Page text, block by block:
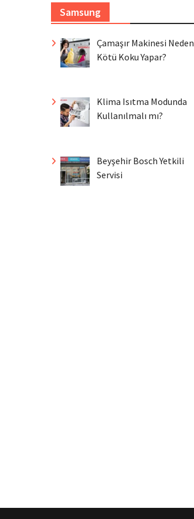
Samsung
Çamaşır Makinesi Neden
Kötü Koku Yapar?
Klima Isıtma Modunda
Kullanılmalı mı?
Beyşehir Bosch Yetkili
Servisi